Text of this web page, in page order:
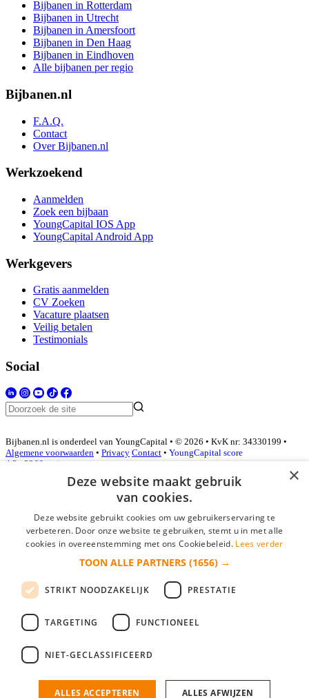
Bijbanen in Rotterdam
Bijbanen in Utrecht
Bijbanen in Amersfoort
Bijbanen in Den Haag
Bijbanen in Eindhoven
Alle bijbanen per regio
Bijbanen.nl
F.A.Q.
Contact
Over Bijbanen.nl
Werkzoekend
Aanmelden
Zoek een bijbaan
YoungCapital IOS App
YoungCapital Android App
Werkgevers
Gratis aanmelden
CV Zoeken
Vacature plaatsen
Veilig betalen
Testimonials
Social
Bijbanen.nl is onderdeel van YoungCapital • © 2026 • KvK nr: 34330199 •
Algemene voorwaarden • Privacy Contact • YoungCapital score
4.3 - 3366 reviews
Inloggen als bedrijf
*
login gegevens onthouden
login
Bedrijf aanmelden
nieuwe collega/werknemer zo gevonden!
×
Deze website maakt gebruik
van cookies.
Deze website gebruikt cookies om uw gebruikerservaring te
verbeteren. Door onze website te gebruiken, stemt u in met alle
cookies in overeenstemming met ons Cookiebeleid. Lees verder
TOON ALLE PARTNERS (1656) →
STRIKT NOODZAKELIJK PRESTATIE
TARGETING FUNCTIONEEL
NIET-GECLASSIFICEERD
ALLES ACCEPTEREN ALLES AFWIJZEN